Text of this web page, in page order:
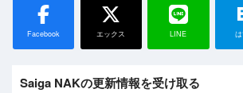
Facebook エックス LINE
Saiga NAKの更新情報を受け取る